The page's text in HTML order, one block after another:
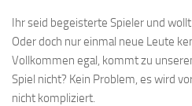
Ihr seid begeisterte Spieler und
Oder doch nur einmal neue Leute
Vollkommen egal, kommt zu
Spiel nicht? Kein Problem, es wird
nicht kompliziert.